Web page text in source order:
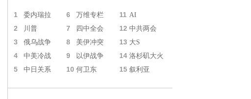
1 委内瑞拉 6 万维专栏 11 AI
2 川普 7 四中全会 12 中共两会
3 俄乌战争 8 美伊冲突 13 大S
4 中美冷战 9 以伊战争 14 洛杉矶大火
5 中日关系 10 何卫东 15 叙利亚